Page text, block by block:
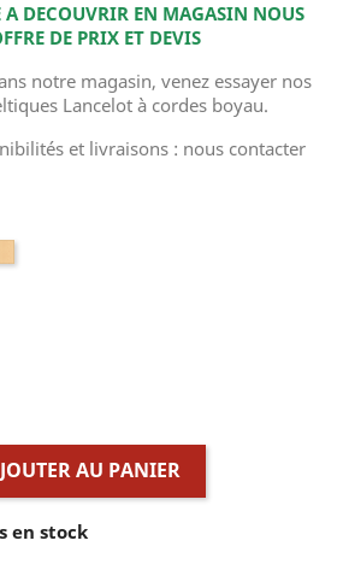
DECOUVRIR EN MAGASIN NOUS
DE PRIX ET DEVIS
notre magasin, venez essayer nos
Lancelot à cordes boyau.
et livraisons : nous contacter
AU PANIER
en stock